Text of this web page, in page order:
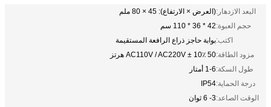
البعد الازدهار:(العرض × الارتفاع): 45 × 80 ملم
حجم العبوة:42 * 36 * 110 سم
اكتب:بوابة حاجز ذراع الرافعة المستقيمة
مزود الطاقة:AC110V / AC220V ± 10٪ 50 هرتز
طول السكة:1-6 أمتار
درجة الحماية:IP54
الوقت الصاعد:3- 6 ثوان